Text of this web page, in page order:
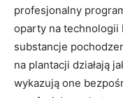
profesjonalny
oparty na technologii
substancje
na plantacji działają
wykazują one